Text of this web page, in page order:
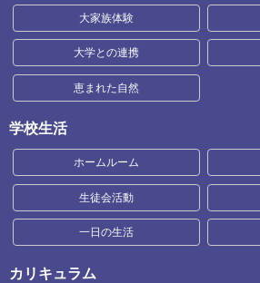
大家族体験
大学との連携
恵まれた自然
学校生活
ホームルーム
生徒会活動
一日の生活
カリキュラム